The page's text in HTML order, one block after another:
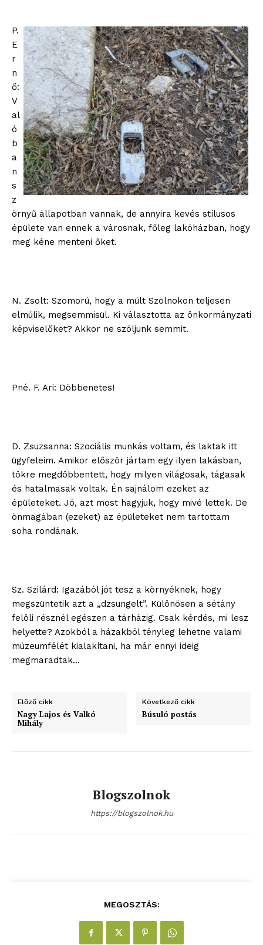
ELŐFIZETÉS
P.
E
r
n
ő:
V
al
ó
b
a
n
s
z
örnyű állapotban vannak, de annyira kevés stílusos
épülete van ennek a városnak, főleg lakóházban, hogy
meg kéne menteni őket.
N. Zsolt: Szomorú, hogy a múlt Szolnokon teljesen
elmúlik, megsemmisül. Ki választotta az önkormányzati
képviselőket? Akkor ne szóljunk semmit.
Pné. F. Ari: Döbbenetes!
D. Zsuzsanna: Szociális munkás voltam, és laktak itt
ügyfeleim. Amikor először jártam egy ilyen lakásban,
tökre megdöbbentett, hogy milyen világosak, tágasak
és hatalmasak voltak. Én sajnálom ezeket az
épületeket. Jó, azt most hagyjuk, hogy mivé lettek. De
önmagában (ezeket) az épületeket nem tartottam
soha rondának.
Sz. Szilárd: Igazából jót tesz a környéknek, hogy
megszüntetik azt a „dzsungelt”. Különösen a sétány
felöli résznél egészen a tárházig. Csak kérdés, mi lesz
helyette? Azokból a házakból tényleg lehetne valami
múzeumfélét kialakítani, ha már ennyi ideig
megmaradtak…
Előző cikk
Nagy Lajos és Valkó
Mihály
Következő cikk
Búsuló postás
Blogszolnok
https://blogszolnok.hu
MEGOSZTÁS: